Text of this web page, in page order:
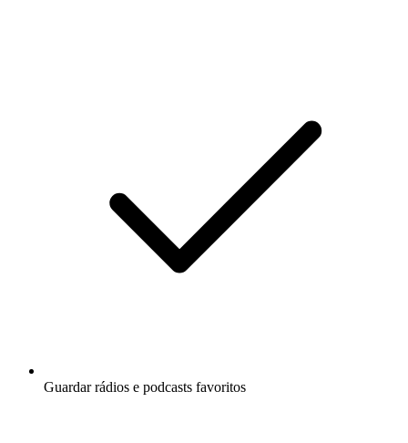
Guardar rádios e podcasts favoritos